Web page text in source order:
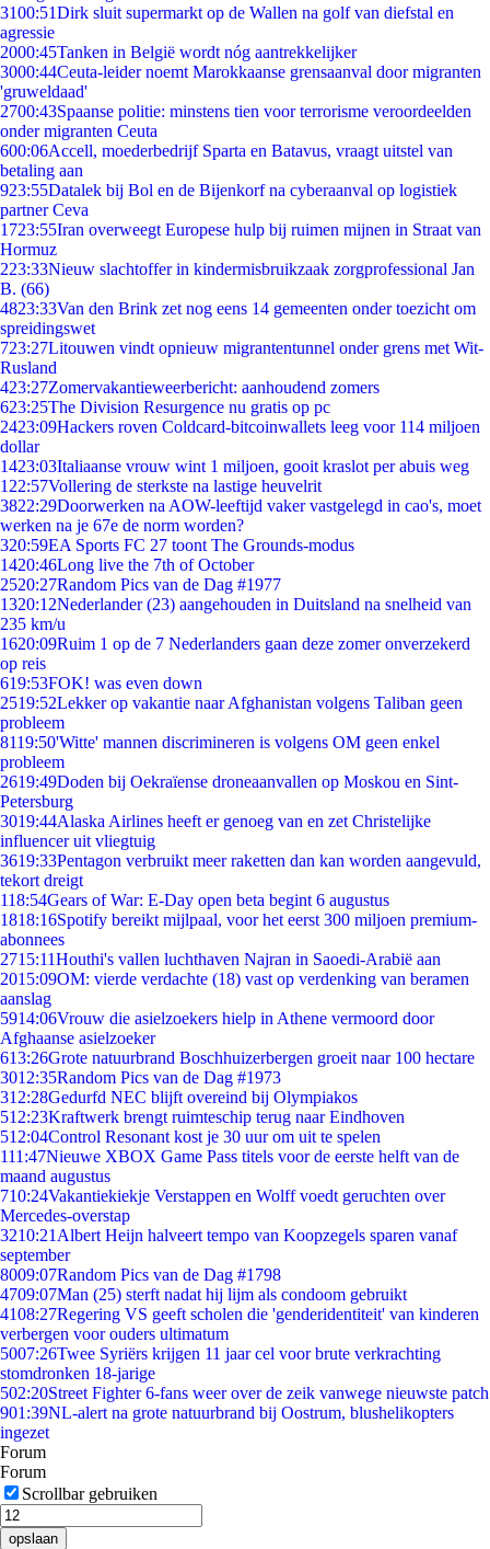
3100:51Dirk sluit supermarkt op de Wallen na golf van diefstal en
agressie
2000:45Tanken in België wordt nóg aantrekkelijker
3000:44Ceuta-leider noemt Marokkaanse grensaanval door migranten
'gruweldaad'
2700:43Spaanse politie: minstens tien voor terrorisme veroordeelden
onder migranten Ceuta
600:06Accell, moederbedrijf Sparta en Batavus, vraagt uitstel van
betaling aan
923:55Datalek bij Bol en de Bijenkorf na cyberaanval op logistiek
partner Ceva
1723:55Iran overweegt Europese hulp bij ruimen mijnen in Straat van
Hormuz
223:33Nieuw slachtoffer in kindermisbruikzaak zorgprofessional Jan
B. (66)
4823:33Van den Brink zet nog eens 14 gemeenten onder toezicht om
spreidingswet
723:27Litouwen vindt opnieuw migrantentunnel onder grens met Wit-
Rusland
423:27Zomervakantieweerbericht: aanhoudend zomers
623:25The Division Resurgence nu gratis op pc
2423:09Hackers roven Coldcard-bitcoinwallets leeg voor 114 miljoen
dollar
1423:03Italiaanse vrouw wint 1 miljoen, gooit kraslot per abuis weg
1 22:57Vollering de sterkste na lastige heuvelrit
3822:29Doorwerken na AOW-leeftijd vaker vastgelegd in cao's, moet
werken na je 67e de norm worden?
320:59EA Sports FC 27 toont The Grounds-modus
1420:46Long live the 7th of October
2520:27Random Pics van de Dag #1977
1320:12Nederlander (23) aangehouden in Duitsland na snelheid van
235 km/u
1620:09Ruim 1 op de 7 Nederlanders gaan deze zomer onverzekerd
op reis
619:53FOK! was even down
2519:52Lekker op vakantie naar Afghanistan volgens Taliban geen
probleem
8119:50'Witte' mannen discrimineren is volgens OM geen enkel
probleem
2619:49Doden bij Oekraïense droneaanvallen op Moskou en Sint-
Petersburg
3019:44Alaska Airlines heeft er genoeg van en zet Christelijke
influencer uit vliegtuig
3619:33Pentagon verbruikt meer raketten dan kan worden aangevuld,
tekort dreigt
118:54Gears of War: E-Day open beta begint 6 augustus
1818:16Spotify bereikt mijlpaal, voor het eerst 300 miljoen premium-
abonnees
2715:11Houthi's vallen luchthaven Najran in Saoedi-Arabië aan
2015:09OM: vierde verdachte (18) vast op verdenking van beramen
aanslag
5914:06Vrouw die asielzoekers hielp in Athene vermoord door
Afghaanse asielzoeker
613:26Grote natuurbrand Boschhuizerbergen groeit naar 100 hectare
3012:35Random Pics van de Dag #1973
312:28Gedurfd NEC blijft overeind bij Olympiakos
512:23Kraftwerk brengt ruimteschip terug naar Eindhoven
512:04Control Resonant kost je 30 uur om uit te spelen
111:47Nieuwe XBOX Game Pass titels voor de eerste helft van de
maand augustus
710:24Vakantiekiekje Verstappen en Wolff voedt geruchten over
Mercedes-overstap
3210:21 Albert Heijn halveert tempo van Koopzegels sparen vanaf
september
8009:07Random Pics van de Dag #1798
4709:07Man (25) sterft nadat hij lijm als condoom gebruikt
4108:27Regering VS geeft scholen die 'genderidentiteit' van kinderen
verbergen voor ouders ultimatum
5007:26Twee Syriërs krijgen 11 jaar cel voor brute verkrachting
stomdronken 18-jarige
502:20Street Fighter 6-fans weer over de zeik vanwege nieuwste patch
901:39NL-alert na grote natuurbrand bij Oostrum, blushelikopters
ingezet
Forum
Forum
Scrollbar gebruiken
opslaan